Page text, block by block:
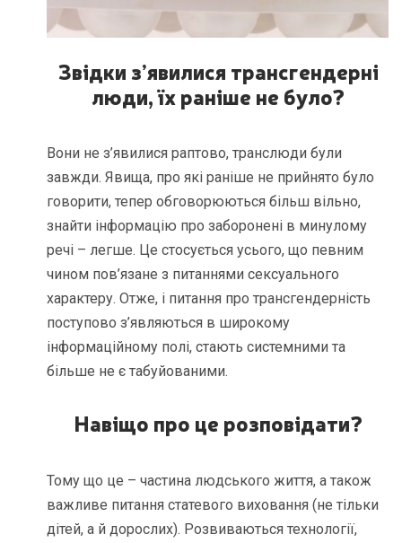
Звідки з’явилися трансгендерні
люди, їх раніше не було?
Вони не з’явилися раптово, транслюди були
завжди. Явища, про які раніше не прийнято було
говорити, тепер обговорюються більш вільно,
знайти інформацію про заборонені в минулому
речі – легше. Це стосується усього, що певним
чином пов’язане з питаннями сексуального
характеру. Отже, і питання про трансгендерність
поступово з’являються в широкому
інформаційному полі, стають системними та
більше не є табуйованими.
Навіщо про це розповідати?
Тому що це – частина людського життя, а також
важливе питання статевого виховання (не тільки
дітей, а й дорослих). Розвиваються технології,